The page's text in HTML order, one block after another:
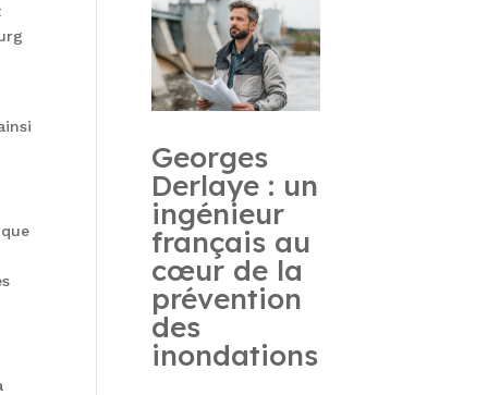
Georges
Derlaye : un
ingénieur
français au
cœur de la
prévention
des
inondations